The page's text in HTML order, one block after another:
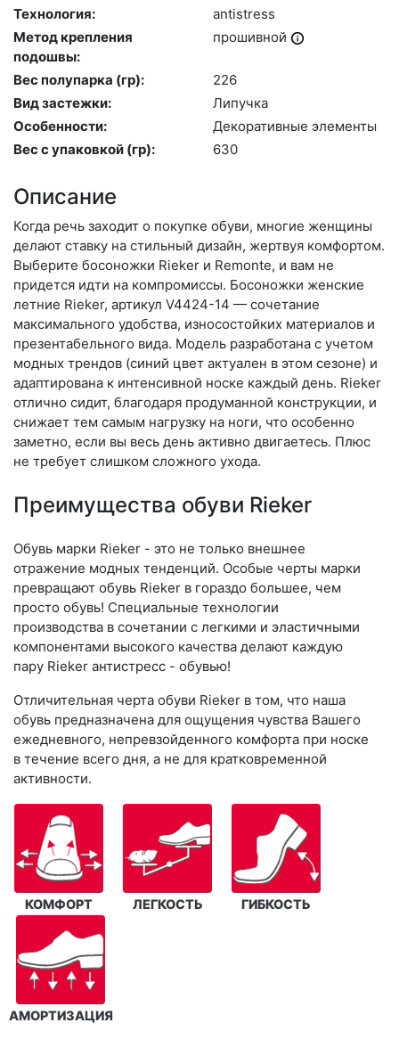
Технология:
an­tist­ress
Метод крепления
подошвы:
про­шив­ной
Вес полупарка (гр):
226
Вид застежки:
Ли­пуч­ка
Особенности:
Де­кора­тив­ные эле­мен­ты
Вес с упаковкой (гр):
630
Описание
Когда речь заходит о покупке обуви, многие женщины
делают ставку на стильный дизайн, жертвуя комфортом.
Выберите бо­сонож­ки Rieker и Remonte, и вам не
придется идти на компромиссы. Босоножки женские
летние Rieker, артикул V4424-14 — сочетание
максимального удобства, износостойких материалов и
презентабельного вида. Модель разработана с учетом
модных трендов (си­ний цвет актуален в этом сезоне) и
адаптирована к интенсивной носке каждый день. Ri­eker
отлично сидит, благодаря продуманной конструкции, и
снижает тем самым нагрузку на ноги, что особенно
заметно, если вы весь день активно двигаетесь. Плюс
не требует слишком сложного ухода.
Преимущества обуви Rieker
Обувь марки Rieker - это не только внешнее
отражение модных тенденций. Особые черты марки
превращают обувь Rieker в гораздо большее, чем
просто обувь! Специальные технологии
производства в сочетании с легкими и эластичными
компонентами высокого качества делают каждую
пару Rieker антистресс - обувью!
Отличительная черта обуви Rieker в том, что наша
обувь предназначена для ощущения чувства Вашего
ежедневного, непревзойденного комфорта при носке
в течение всего дня, а не для кратковременной
активности.
КОМФОРТ ЛЕГКОСТЬ ГИБКОСТЬ
АМОРТИЗАЦИЯ